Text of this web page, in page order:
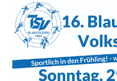
Inhalt
springen